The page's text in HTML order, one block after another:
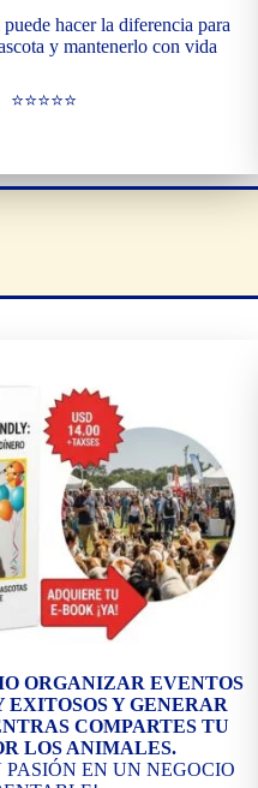
hacer la diferencia para
y mantenerlo con vida
⭐⭐⭐⭐⭐
ORGANIZAR EVENTOS
EXITOSOS Y GENERAR
COMPARTES TU
LOS ANIMALES.
PASIÓN EN UN NEGOCIO